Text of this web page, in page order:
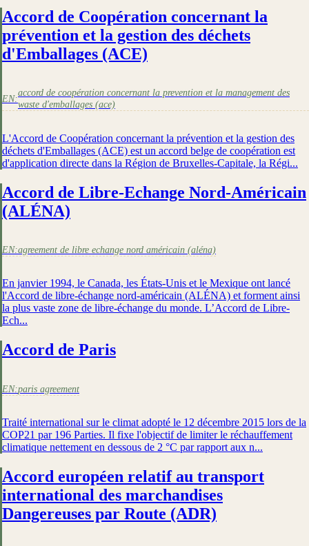
Accord de Coopération concernant la
prévention et la gestion des déchets
d'Emballages (ACE)
EN:
accord de coopération concernant la prevention et la management des
waste d'emballages (ace)
L'Accord de Coopération concernant la prévention et la gestion des
déchets d'Emballages (ACE) est un accord belge de coopération est
d'application directe dans la Région de Bruxelles-Capitale, la Régi...
Accord de Libre-Echange Nord-Américain
(ALÉNA)
EN:agreement de libre echange nord américain (aléna)
En janvier 1994, le Canada, les États-Unis et le Mexique ont lancé
l'Accord de libre-échange nord-américain (ALÉNA) et forment ainsi
la plus vaste zone de libre-échange du monde. L’Accord de Libre-
Ech...
Accord de Paris
EN:paris agreement
Traité international sur le climat adopté le 12 décembre 2015 lors de la
COP21 par 196 Parties. Il fixe l'objectif de limiter le réchauffement
climatique nettement en dessous de 2 °C par rapport aux n...
Accord européen relatif au transport
international des marchandises
Dangereuses par Route (ADR)